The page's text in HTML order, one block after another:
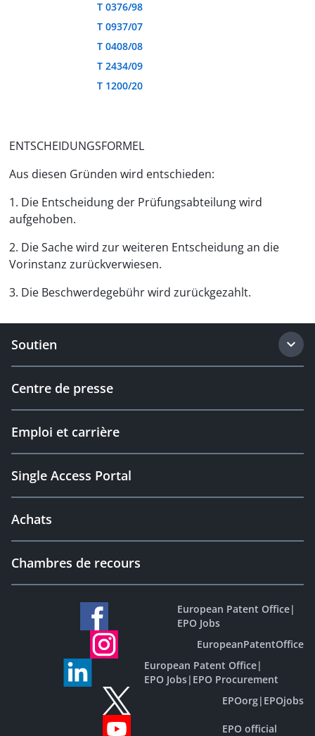
T 0376/98
T 0937/07
T 0408/08
T 2434/09
T 1200/20
ENTSCHEIDUNGSFORMEL
Aus diesen Gründen wird entschieden:
1. Die Entscheidung der Prüfungsabteilung wird
aufgehoben.
2. Die Sache wird zur weiteren Entscheidung an die
Vorinstanz zurückverwiesen.
3. Die Beschwerdegebühr wird zurückgezahlt.
Soutien
Centre de presse
Emploi et carrière
Single Access Portal
Achats
Chambres de recours
European Patent Office|
EPO Jobs
EuropeanPatentOffice
European Patent Office|
EPO Jobs| EPO Procurement
EPOorg| EPOjobs
EPO official